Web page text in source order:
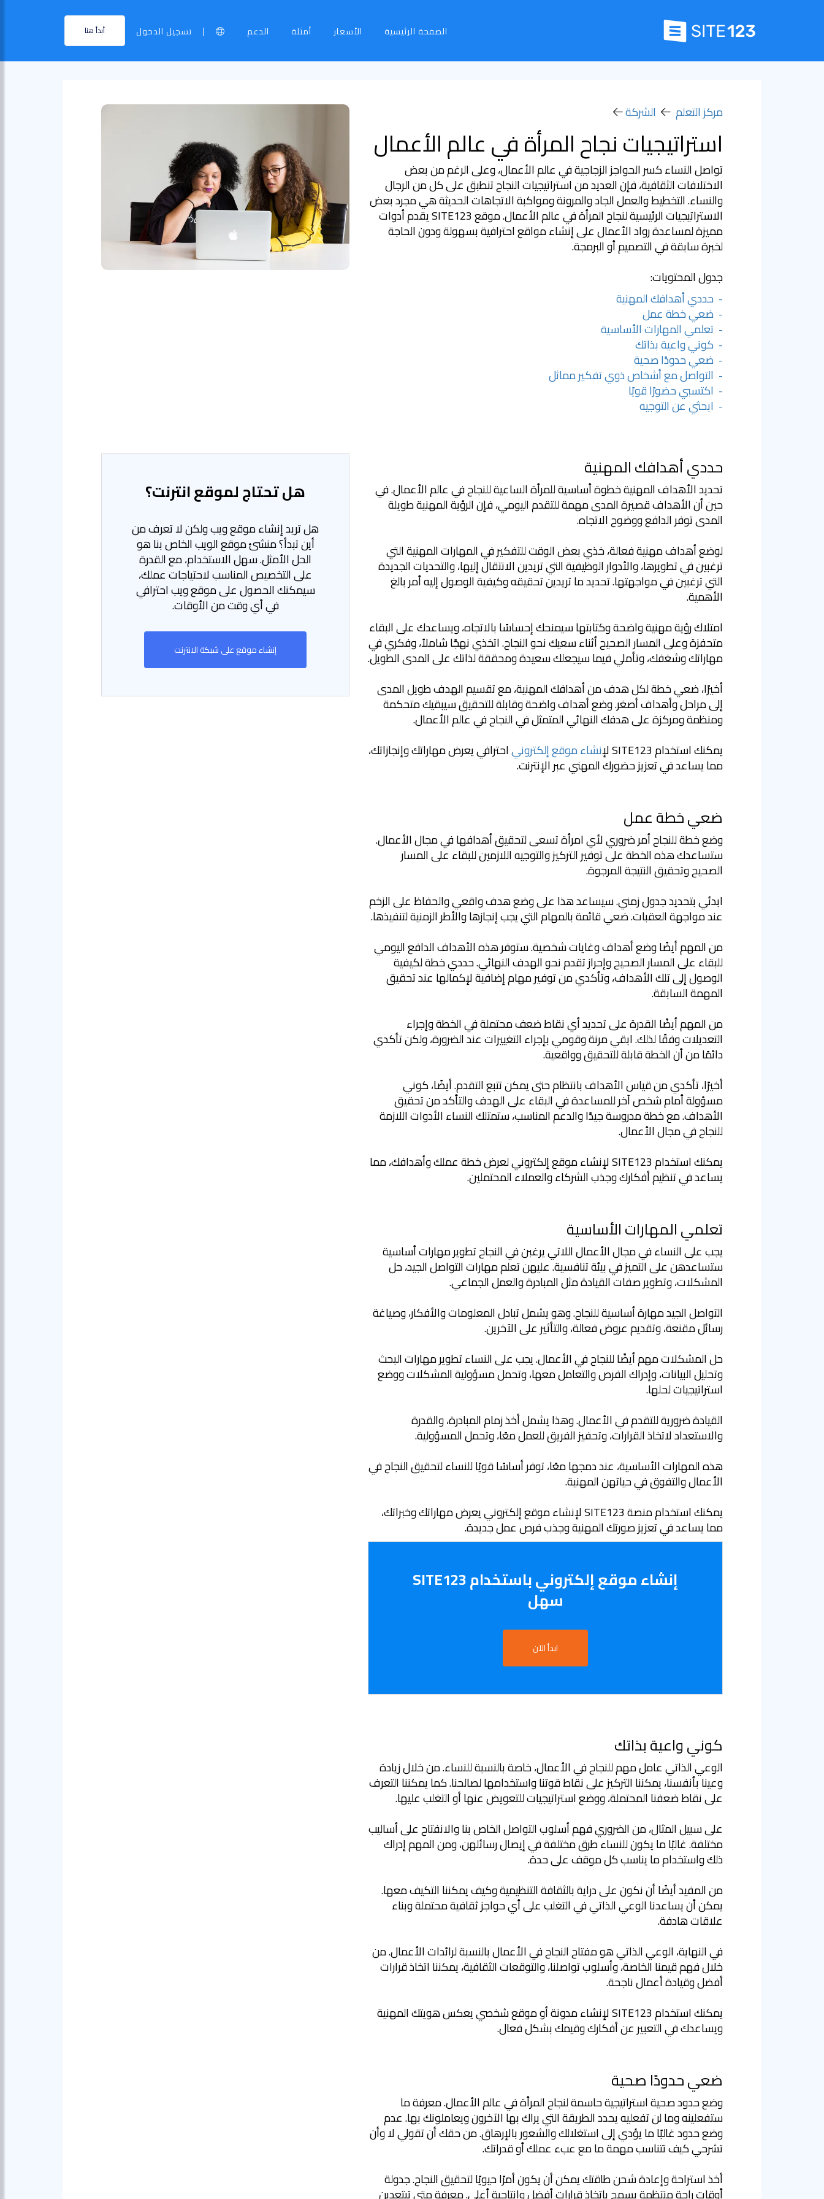
الصفحة الرئيسية الأسعار أمثلة الدعم | تسجيل الدخول أبدأ هنا
مركز التعلم الشركة
استراتيجيات نجاح المرأة في عالم الأعمال
تواصل النساء كسر الحواجز الزجاجية في عالم الأعمال، وعلى الرغم من بعض
الاختلافات الثقافية، فإن العديد من استراتيجيات النجاح تنطبق على كل من الرجال
والنساء. التخطيط والعمل الجاد والمرونة ومواكبة الاتجاهات الحديثة هي مجرد بعض
الاستراتيجيات الرئيسية لنجاح المرأة في عالم الأعمال. موقع SITE123 يقدم أدوات
مميزة لمساعدة رواد الأعمال على إنشاء مواقع احترافية بسهولة ودون الحاجة
لخبرة سابقة في التصميم أو البرمجة.
جدول المحتويات:
- حددي أهدافك المهنية
- ضعي خطة عمل
- تعلمي المهارات الأساسية
- كوني واعية بذاتك
- ضعي حدودًا صحية
- التواصل مع أشخاص ذوي تفكير مماثل
- اكتسبي حضورًا قويًا
- ابحثي عن التوجيه
حددي أهدافك المهنية
تحديد الأهداف المهنية خطوة أساسية للمرأة الساعية للنجاح في عالم الأعمال. في
حين أن الأهداف قصيرة المدى مهمة للتقدم اليومي، فإن الرؤية المهنية طويلة
المدى توفر الدافع ووضوح الاتجاه.
لوضع أهداف مهنية فعالة، خذي بعض الوقت للتفكير في المهارات المهنية التي
ترغبين في تطويرها، والأدوار الوظيفية التي تريدين الانتقال إليها، والتحديات الجديدة
التي ترغبين في مواجهتها. تحديد ما تريدين تحقيقه وكيفية الوصول إليه أمر بالغ
الأهمية.
امتلاك رؤية مهنية واضحة وكتابتها سيمنحك إحساسًا بالاتجاه، ويساعدك على البقاء
متحفزة وعلى المسار الصحيح أثناء سعيك نحو النجاح. اتخذي نهجًا شاملاً، وفكري في
مهاراتك وشغفك، وتأملي فيما سيجعلك سعيدة ومحققة لذاتك على المدى الطويل.
أخيرًا، ضعي خطة لكل هدف من أهدافك المهنية، مع تقسيم الهدف طويل المدى
إلى مراحل وأهداف أصغر. وضع أهداف واضحة وقابلة للتحقيق سيبقيك متحكمة
ومنظمة ومركزة على هدفك النهائي المتمثل في النجاح في عالم الأعمال.
يمكنك استخدام SITE123 ل
إنشاء موقع إلكترونياحترافي يعرض مهاراتك وإنجازاتك،
مما يساعد في تعزيز حضورك المهني عبر الإنترنت.
هل تحتاج لموقع انترنت؟
هل تريد إنشاء موقع ويب ولكن لا تعرف من
أين تبدأ؟ منشئ موقع الويب الخاص بنا هو
الحل الأمثل. سهل الاستخدام، مع القدرة
على التخصيص المناسب لاحتياجات عملك،
سيمكنك الحصول على موقع ويب احترافي
في أي وقت من الأوقات.
إنشاء موقع على شبكة الانترنت
ضعي خطة عمل
وضع خطة للنجاح أمر ضروري لأي امرأة تسعى لتحقيق أهدافها في مجال الأعمال.
ستساعدك هذه الخطة على توفير التركيز والتوجيه اللازمين للبقاء على المسار
الصحيح وتحقيق النتيجة المرجوة.
ابدئي بتحديد جدول زمني. سيساعد هذا على وضع هدف واقعي والحفاظ على الزخم
عند مواجهة العقبات. ضعي قائمة بالمهام التي يجب إنجازها والأطر الزمنية لتنفيذها.
من المهم أيضًا وضع أهداف وغايات شخصية. ستوفر هذه الأهداف الدافع اليومي
للبقاء على المسار الصحيح وإحراز تقدم نحو الهدف النهائي. حددي خطة لكيفية
الوصول إلى تلك الأهداف، وتأكدي من توفير مهام إضافية لإكمالها عند تحقيق
المهمة السابقة.
من المهم أيضًا القدرة على تحديد أي نقاط ضعف محتملة في الخطة وإجراء
التعديلات وفقًا لذلك. ابقي مرنة وقومي بإجراء التغييرات عند الضرورة، ولكن تأكدي
دائمًا من أن الخطة قابلة للتحقيق وواقعية.
أخيرًا، تأكدي من قياس الأهداف بانتظام حتى يمكن تتبع التقدم. أيضًا، كوني
مسؤولة أمام شخص آخر للمساعدة في البقاء على الهدف والتأكد من تحقيق
الأهداف. مع خطة مدروسة جيدًا والدعم المناسب، ستمتلك النساء الأدوات اللازمة
للنجاح في مجال الأعمال.
يمكنك استخدام SITE123 لإنشاء موقع إلكتروني لعرض خطة عملك وأهدافك، مما
يساعد في تنظيم أفكارك وجذب الشركاء والعملاء المحتملين.
تعلمي المهارات الأساسية
يجب على النساء في مجال الأعمال اللاتي يرغبن في النجاح تطوير مهارات أساسية
ستساعدهن على التميز في بيئة تنافسية. عليهن تعلم مهارات التواصل الجيد، حل
المشكلات، وتطوير صفات القيادة مثل المبادرة والعمل الجماعي.
التواصل الجيد مهارة أساسية للنجاح. وهو يشمل تبادل المعلومات والأفكار، وصياغة
رسائل مقنعة، وتقديم عروض فعالة، والتأثير على الآخرين.
حل المشكلات مهم أيضًا للنجاح في الأعمال. يجب على النساء تطوير مهارات البحث
وتحليل البيانات، وإدراك الفرص والتعامل معها، وتحمل مسؤولية المشكلات ووضع
استراتيجيات لحلها.
القيادة ضرورية للتقدم في الأعمال. وهذا يشمل أخذ زمام المبادرة، والقدرة
والاستعداد لاتخاذ القرارات، وتحفيز الفريق للعمل معًا، وتحمل المسؤولية.
هذه المهارات الأساسية، عند دمجها معًا، توفر أساسًا قويًا للنساء لتحقيق النجاح في
الأعمال والتفوق في حياتهن المهنية.
يمكنك استخدام منصة SITE123 لإنشاء موقع إلكتروني يعرض مهاراتك وخبراتك،
مما يساعد في تعزيز صورتك المهنية وجذب فرص عمل جديدة.
إنشاء موقع إلكتروني باستخدام SITE123
سهل
ابدأ الآن
كوني واعية بذاتك
الوعي الذاتي عامل مهم للنجاح في الأعمال، خاصة بالنسبة للنساء. من خلال زيادة
وعينا بأنفسنا، يمكننا التركيز على نقاط قوتنا واستخدامها لصالحنا. كما يمكننا التعرف
على نقاط ضعفنا المحتملة، ووضع استراتيجيات للتعويض عنها أو التغلب عليها.
على سبيل المثال، من الضروري فهم أسلوب التواصل الخاص بنا والانفتاح على أساليب
مختلفة. غالبًا ما يكون للنساء طرق مختلفة في إيصال رسائلهن، ومن المهم إدراك
ذلك واستخدام ما يناسب كل موقف على حدة.
من المفيد أيضًا أن نكون على دراية بالثقافة التنظيمية وكيف يمكننا التكيف معها.
يمكن أن يساعدنا الوعي الذاتي في التغلب على أي حواجز ثقافية محتملة وبناء
علاقات هادفة.
في النهاية، الوعي الذاتي هو مفتاح النجاح في الأعمال بالنسبة لرائدات الأعمال. من
خلال فهم قيمنا الخاصة، وأسلوب تواصلنا، والتوقعات الثقافية، يمكننا اتخاذ قرارات
أفضل وقيادة أعمال ناجحة.
يمكنك استخدام SITE123 لإنشاء مدونة أو موقع شخصي يعكس هويتك المهنية
ويساعدك في التعبير عن أفكارك وقيمك بشكل فعال.
ضعي حدودًا صحية
وضع حدود صحية استراتيجية حاسمة لنجاح المرأة في عالم الأعمال. معرفة ما
ستفعلينه وما لن تفعليه يحدد الطريقة التي يراك بها الآخرون ويعاملونك بها. عدم
وضع حدود غالبًا ما يؤدي إلى استغلالك والشعور بالإرهاق. من حقك أن تقولي لا وأن
تشرحي كيف تتناسب مهمة ما مع عبء عملك أو قدراتك.
أخذ استراحة وإعادة شحن طاقتك يمكن أن يكون أمرًا حيويًا لتحقيق النجاح. جدولة
أوقات راحة منتظمة يسمح باتخاذ قرارات أفضل وإنتاجية أعلى. معرفة متى تبتعدين